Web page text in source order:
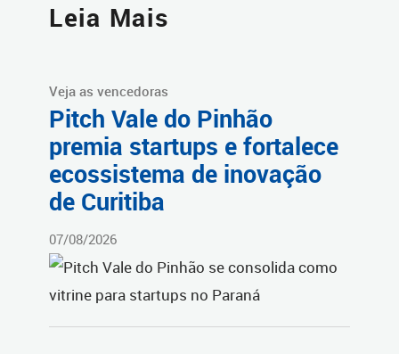
Leia Mais
Veja as vencedoras
Pitch Vale do Pinhão
premia startups e fortalece
ecossistema de inovação
de Curitiba
07/08/2026